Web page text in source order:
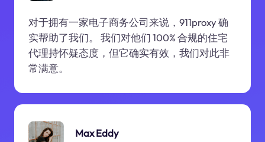
对于拥有一家电子商务公司来说，911proxy 确
实帮助了我们。 我们对他们 100% 合规的住宅
代理持怀疑态度，但它确实有效，我们对此非
常满意。
Max Eddy